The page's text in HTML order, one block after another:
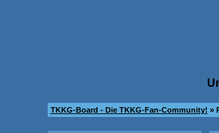
TKKG-Board - Die TKKG-Fan-Community! »